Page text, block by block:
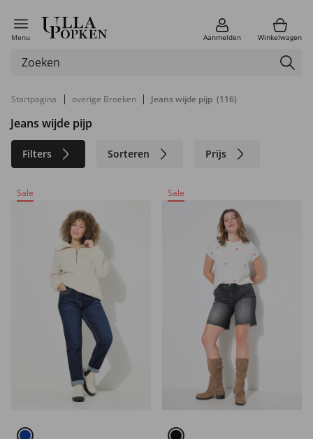
Menu Aanmelden Winkelwagen
Startpagina | overige Broeken | Jeans wijde pijp (116)
Jeans wijde pijp
Filters Sorteren Prijs
Materiaal
Sale Sale